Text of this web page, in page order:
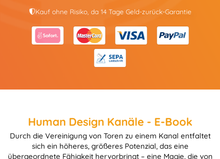
Kauf ohne Risiko, da 14 Tage Geld-zurück-Garantie
Human Design Kanäle - E-Book
Durch die Vereinigung von Toren zu einem Kanal entfaltet
sich ein höheres, größeres Potenzial, das eine
übergeordnete Fähigkeit hervorbringt – eine Magie, die von